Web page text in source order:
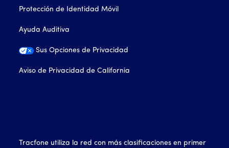
Protección de Identidad Móvil
Ayuda Auditiva
Sus Opciones de Privacidad
Aviso de Privacidad de California
Tracfone utiliza la red con más clasificaciones en primer